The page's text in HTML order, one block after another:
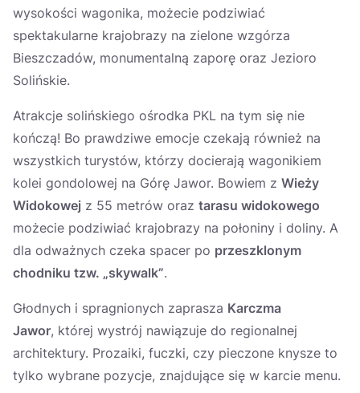
wysokości wagonika, możecie podziwiać
spektakularne krajobrazy na zielone wzgórza
Bieszczadów, monumentalną zaporę oraz Jezioro
Solińskie.
Atrakcje solińskiego ośrodka PKL na tym się nie
kończą! Bo prawdziwe emocje czekają również na
wszystkich turystów, którzy docierają wagonikiem
kolei gondolowej na Górę Jawor. Bowiem z Wieży
Widokowej z 55 metrów oraz tarasu widokowego
możecie podziwiać krajobrazy na połoniny i doliny. A
dla odważnych czeka spacer po przeszklonym
chodniku tzw. „skywalk”.
Głodnych i spragnionych zaprasza Karczma
Jawor, której wystrój nawiązuje do regionalnej
architektury. Prozaiki, fuczki, czy pieczone knysze to
tylko wybrane pozycje, znajdujące się w karcie menu.